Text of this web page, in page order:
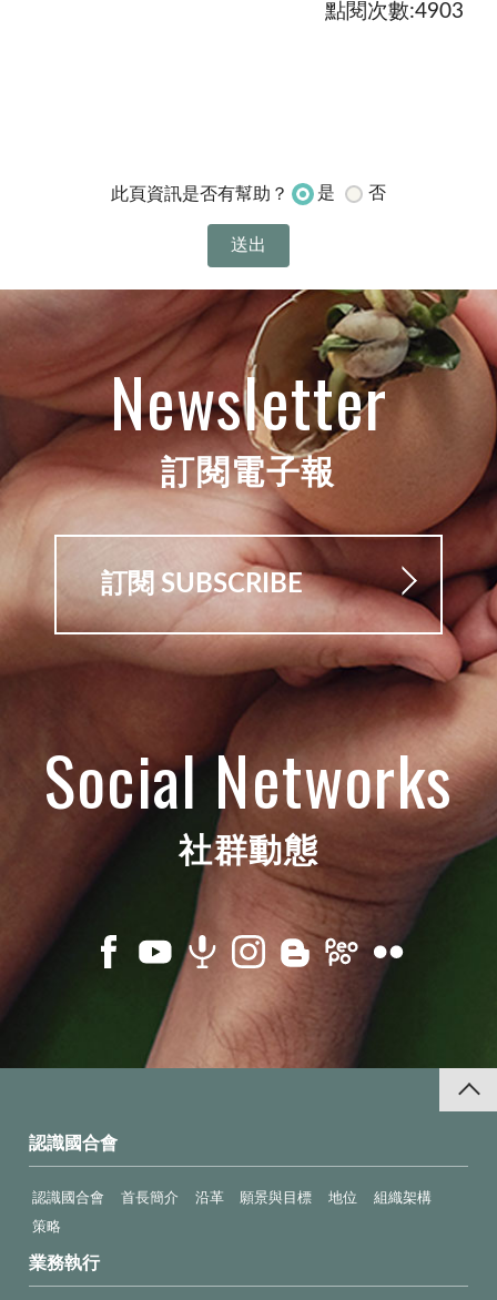
點閱次數:4903
此頁資訊是否有幫助？ 是 否
Newsletter
訂閱電子報
訂閱 SUBSCRIBE
Social Networks
社群動態
認識國合會
認識國合會 首長簡介 沿革 願景與目標 地位
組織架構
策略
業務執行